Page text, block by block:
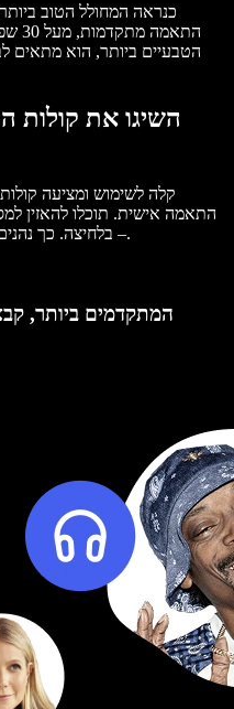
הטבעיים ביותר, הוא מתאים
השיגו את קולות
התאמה אישית. תוכלו להאזין
– בלחיצה. כך נהנים מהקריאה וגם משפרים פרודוקטיביות.